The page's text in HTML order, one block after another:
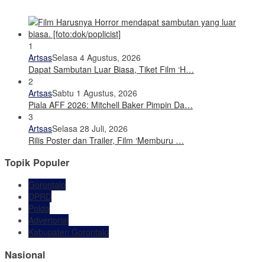
1
ArtsasSelasa 4 Agustus, 2026
Dapat Sambutan Luar Biasa, Tiket Film ‘H…
2
ArtsasSabtu 1 Agustus, 2026
Piala AFF 2026: Mitchell Baker Pimpin Da…
3
ArtsasSelasa 28 Juli, 2026
Rilis Poster dan Trailer, Film ‘Memburu …
Topik Populer
Gorontalo
DPRD
Polda
Advertorial
Kabupaten Gorontalo
Nasional